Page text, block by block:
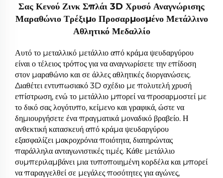
Σας Κενού Ζινκ Σπλάι 3D Χρυσό Αναγνώρισης
Μαραθώνιο Τρέξιμο Προσαρμοσμένο Μετάλλινο
Αθλητικό Μεδαλλίο
Αυτό το μεταλλικό μετάλλιο από κράμα ψευδαργύρου
είναι ο τέλειος τρόπος για να αναγνωρίσετε την επίδοση
στον μαραθώνιο και σε άλλες αθλητικές διοργανώσεις.
Διαθέτει εντυπωσιακό 3D σχέδιο με πολυτελή χρυσή
επίστρωση, ενώ το μετάλλιο μπορεί να προσαρμοστεί με
το δικό σας λογότυπο, κείμενο και γραφικά, ώστε να
δημιουργήσετε ένα πραγματικά μοναδικό βραβείο. Η
ανθεκτική κατασκευή από κράμα ψευδαργύρου
εξασφαλίζει μακροχρόνια ποιότητα, διατηρώντας
παράλληλα ανταγωνιστικές τιμές. Κάθε μετάλλιο
συμπεριλαμβάνει μια τυποποιημένη κορδέλα και μπορεί
να παραγγελθεί σε μεγάλες ποσότητες για αγώνες,